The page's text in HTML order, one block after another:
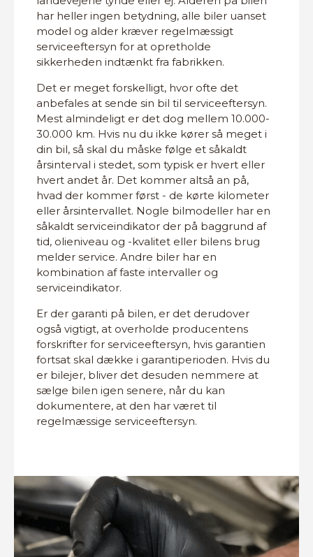
har heller ingen betydning, alle biler uanset
model og alder kræver regelmæssigt
serviceeftersyn for at opretholde
sikkerheden indtænkt fra fabrikken.
Det er meget forskelligt, hvor ofte det
anbefales at sende sin bil til serviceeftersyn.
Mest almindeligt er det dog mellem 10.000-
30.000 km. Hvis nu du ikke kører så meget i
din bil, så skal du måske følge et såkaldt
årsinterval i stedet, som typisk er hvert eller
hvert andet år. Det kommer altså an på,
hvad der kommer først - de kørte kilometer
eller årsintervallet. Nogle bilmodeller har en
såkaldt serviceindikator der på baggrund af
tid, olieniveau og -kvalitet eller bilens brug
melder service. Andre biler har en
kombination af faste intervaller og
serviceindikator.
Er der garanti på bilen, er det derudover
også vigtigt, at overholde producentens
forskrifter for serviceeftersyn, hvis garantien
fortsat skal dække i garantiperioden. Hvis du
er bilejer, bliver det desuden nemmere at
sælge bilen igen senere, når du kan
dokumentere, at den har været til
regelmæssige serviceeftersyn.